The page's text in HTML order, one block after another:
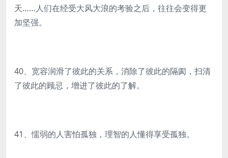
天……人们在经受大风大浪的考验之后，往往会变得更
加坚强。
40、宽容润滑了彼此的关系，消除了彼此的隔阂，扫清
了彼此的顾忌，增进了彼此的了解。
41、懦弱的人害怕孤独，理智的人懂得享受孤独。